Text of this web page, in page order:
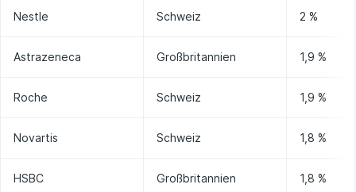
Nestle Schweiz 2 %
Astrazeneca Großbritannien 1,9 %
Roche Schweiz 1,9 %
Novartis Schweiz 1,8 %
HSBC Großbritannien 1,8 %